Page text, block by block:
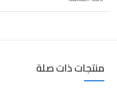
منتجات ذات صلة